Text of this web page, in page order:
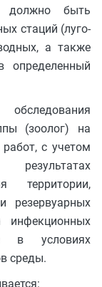
должно быть
стаций (луго-
а также
определенный
(зоолог) на
с учетом
территории,
резервуарных
инфекционных
в условиях
среды.